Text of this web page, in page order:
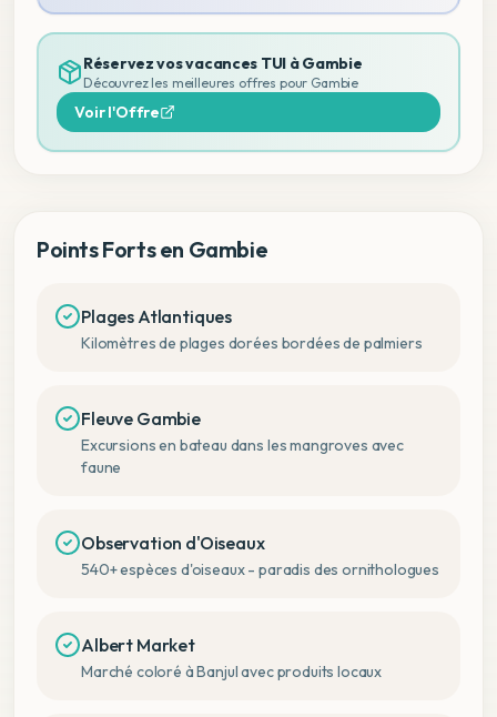
Réservez vos vacances TUI àGambie
Découvrez les meilleures offres pour Gambie
Voir l'Offre
Points Forts en Gambie
Plages Atlantiques
Kilomètres de plages dorées bordées de palmiers
Fleuve Gambie
Excursions en bateau dans les mangroves avec
faune
Observation d'Oiseaux
540+ espèces d'oiseaux - paradis des ornithologues
Albert Market
Marché coloré à Banjul avec produits locaux